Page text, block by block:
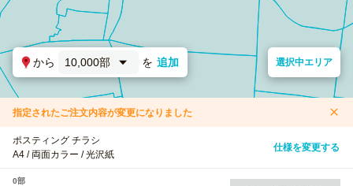
から 10,000部 を 追加 選択中エリア
指定されたご注文内容が変更になりました
ポスティング チラシ
A4 / 両面カラー / 光沢紙
仕様を変更する
0部